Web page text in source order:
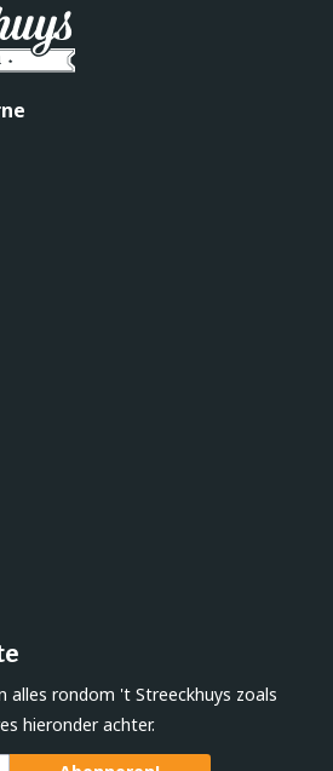
alles rondom 't Streeckhuys zoals
hieronder achter.